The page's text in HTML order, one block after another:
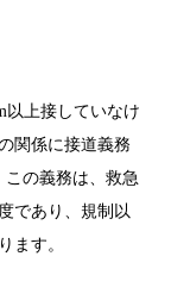
以上接していなけ
関係に接道義務
の義務は、救急
であり、規制以
ます。